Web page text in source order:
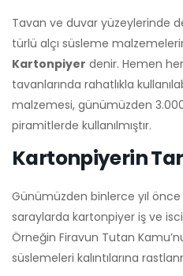
Tavan ve duvar yüzeylerinde
türlü alçı süsleme
Kartonpiyer denir. Hemen
tavanlarında rahatlıkla
malzemesi, günümüzden
piramitlerde kullanılmıştır.
Kartonpiyerin
Günümüzden binlerce yıl önce
saraylarda kartonpiyer iş ve
Örneğin Firavun Tutan
süslemeleri kalıntılarına